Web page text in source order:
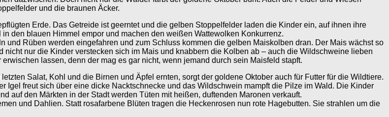
und die braunen Äcker.
Erde. Das Getreide ist geerntet und die gelben Stoppelfelder laden die Kinder ein, auf ihnen ihre
den blauen Himmel empor und machen den weißen Wattewolken Konkurrenz.
und Rüben werden eingefahren und zum Schluss kommen die gelben Maiskolben dran. Der Mais wächst so
nur die Kinder verstecken sich im Mais und knabbern die Kolben ab – auch die Wildschweine lieben
lassen, denn der mag es gar nicht, wenn jemand durch sein Maisfeld stapft.
Salat, Kohl und die Birnen und Äpfel ernten, sorgt der goldene Oktober auch für Futter für die Wildtiere.
Igel freut sich über eine dicke Nacktschnecke und das Wildschwein mampft die Pilze im Wald. Die Kinder
auf den Märkten in der Stadt werden Tüten mit heißen, duftenden Maronen verkauft.
und Dahlien. Statt rosafarbene Blüten tragen die Heckenrosen nun rote Hagebutten. Sie strahlen um die